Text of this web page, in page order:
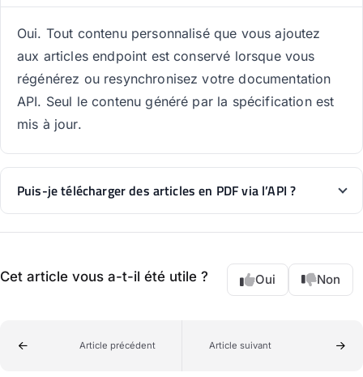
Oui. Tout contenu personnalisé que vous ajoutez
aux articles endpoint est conservé lorsque vous
régénérez ou resynchronisez votre documentation
API. Seul le contenu généré par la spécification est
mis à jour.
Puis-je télécharger des articles en PDF via l’API ?
Cet article vous a-t-il été utile ? Oui Non
Article précédent Article suivant